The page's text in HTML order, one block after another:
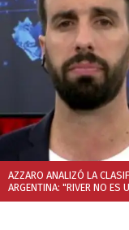
AZZARO ANALIZÓ LA
ARGENTINA: "RIVER NO ES